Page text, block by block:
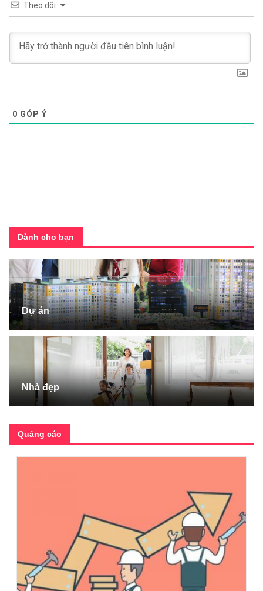
Theo dõi
0 GÓP Ý
Dành cho bạn
Dự án
Nhà đẹp
Quảng cáo